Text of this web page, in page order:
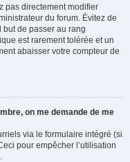
pas directement modifier
du forum. Évitez de
de passer au rang
est rarement tolérée et un
abaisser votre compteur de
on me demande de me
via le formulaire intégré (si
pour empêcher l’utilisation